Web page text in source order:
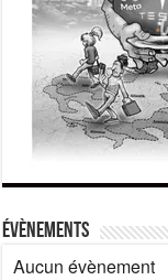
Évènements
Aucun évènement